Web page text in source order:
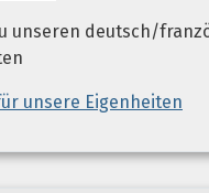
unseren deutsch/
unsere Eigenheiten